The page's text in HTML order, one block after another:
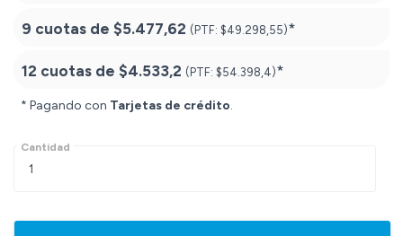
9 cuotas de $5.477,62 (PTF: $49.298,55)*
12 cuotas de $4.533,2 (PTF: $54.398,4)*
* Pagando con Tarjetas de crédito.
Cantidad